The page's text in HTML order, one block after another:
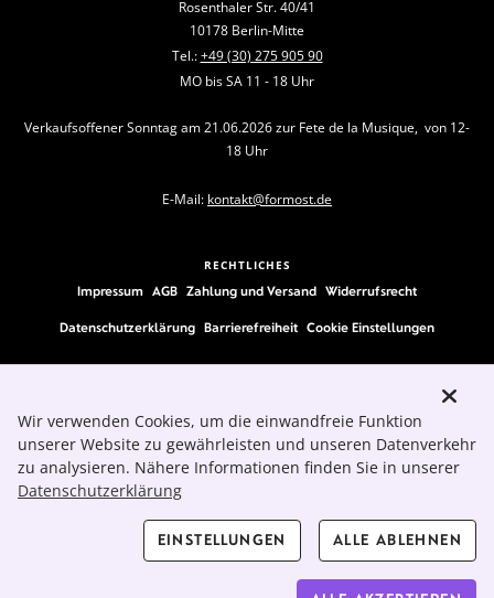
Rosenthaler Str. 40/41
10178 Berlin-Mitte
Tel.:+49 (30) 275 905 90
MO bis SA 11 - 18 Uhr
Verkaufsoffener Sonntag am 21.06.2026 zur Fete de la Musique, von 12-
18 Uhr
E-Mail: kontakt@formost.de
RECHTLICHES
Impressum AGB Zahlung und Versand Widerrufsrecht
Datenschutzerklärung Barrierefreiheit Cookie Einstellungen
Wir verwenden Cookies, um die einwandfreie Funktion
unserer Website zu gewährleisten und unseren Datenverkehr
zu analysieren. Nähere Informationen finden Sie in unserer
Datenschutzerklärung
EINSTELLUNGEN ALLE ABLEHNEN